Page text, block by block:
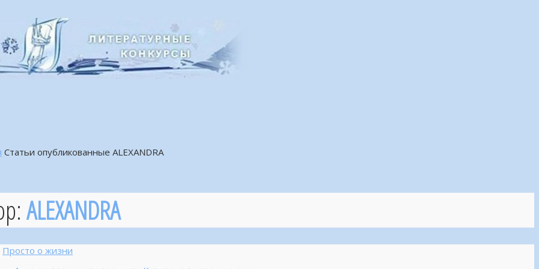
Статьи опубликованные ALEXANDRA
ALEXANDRA
Просто о жизни